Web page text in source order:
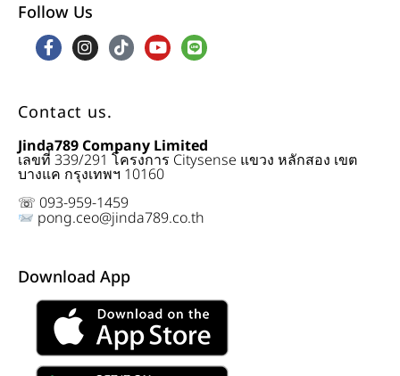
Follow Us
Contact us.
Jinda789 Company Limited
เลขที่ 339/291 โครงการ Citysense แขวง หลักสอง เขต
บางแค กรุงเทพฯ 10160
☏ 093-959-1459
pong.ceo@jinda789.co.th
Download App